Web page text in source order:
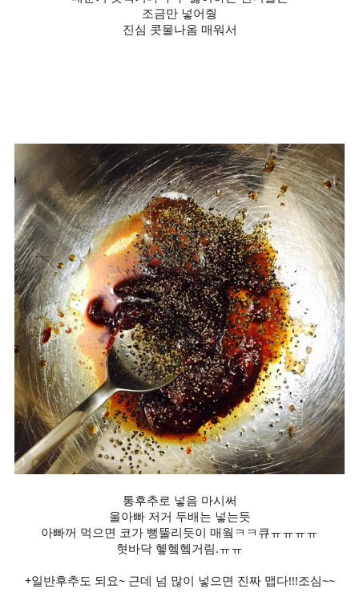
조금만 넣어줭
진심 콧물나옴 매워서
통후추로 넣음 마시써
울아빠 저거 두배는 넣는듯
아빠꺼 먹으면 코가 뻥뚤리듯이 매웤ㅋㅋ큐ㅠㅠㅠㅠ
혓바닥 헿헼헼거림.ㅠㅠ
+일반후추도 되요~ 근데 넘 많이 넣으면 진짜 맵다!!!조심~~